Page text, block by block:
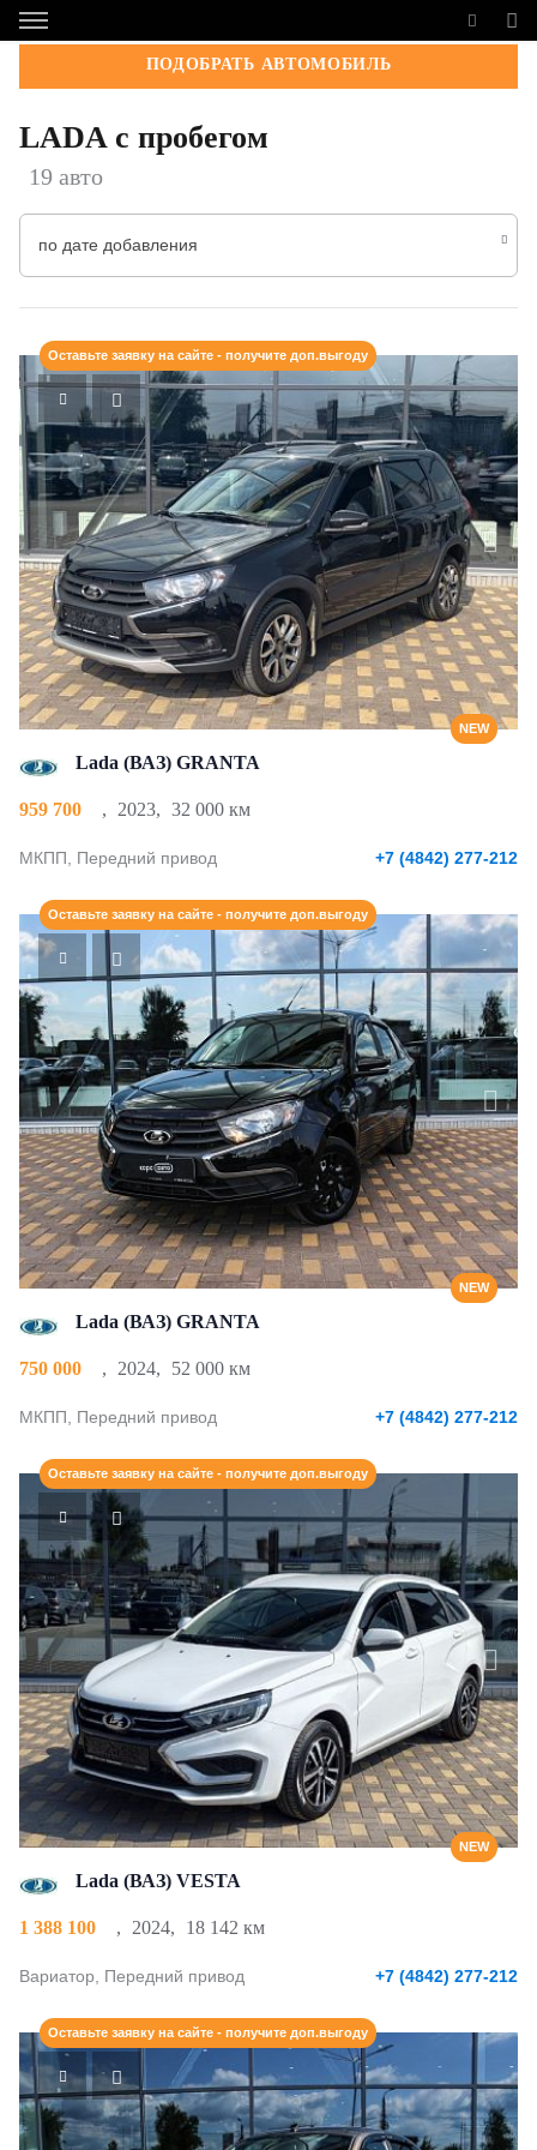
ПОДОБРАТЬ АВТОМОБИЛЬ
LADA с пробегом
19 авто
по дате добавления
NEW
Оставьте заявку на сайте - получите доп.выгоду
Lada (ВАЗ) GRANTA
959 700 , 2023, 32 000 км
МКПП, Передний привод +7 (4842) 277-212
NEW
Оставьте заявку на сайте - получите доп.выгоду
Lada (ВАЗ) GRANTA
750 000 , 2024, 52 000 км
МКПП, Передний привод +7 (4842) 277-212
NEW
Оставьте заявку на сайте - получите доп.выгоду
Lada (ВАЗ) VESTA
1 388 100 , 2024, 18 142 км
Вариатор, Передний привод +7 (4842) 277-212
Оставьте заявку на сайте - получите доп.выгоду